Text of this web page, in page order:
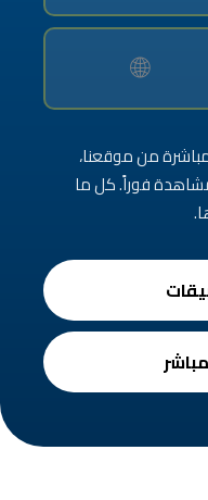
🌐
من موقعنا،
فوراً. كل ما